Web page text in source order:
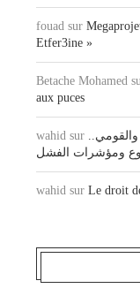
fouad sur
Etfer3ine »
Betache Mohamed
aux puces
wahid sur
ومؤشرات الفشل
wahid sur Le droit